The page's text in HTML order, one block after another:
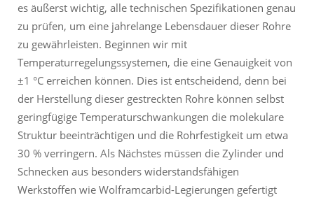
es äußerst wichtig, alle technischen Spezifikationen genau
zu prüfen, um eine jahrelange Lebensdauer dieser Rohre
zu gewährleisten. Beginnen wir mit
Temperaturregelungssystemen, die eine Genauigkeit von
±1 °C erreichen können. Dies ist entscheidend, denn bei
der Herstellung dieser gestreckten Rohre können selbst
geringfügige Temperaturschwankungen die molekulare
Struktur beeinträchtigen und die Rohrfestigkeit um etwa
30 % verringern. Als Nächstes müssen die Zylinder und
Schnecken aus besonders widerstandsfähigen
Werkstoffen wie Wolframcarbid-Legierungen gefertigt